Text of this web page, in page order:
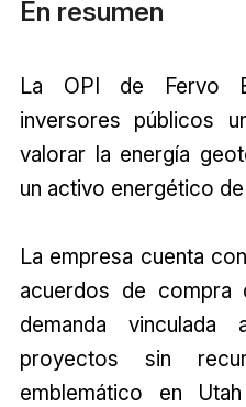
En resumen
La OPI de Fervo
inversores públicos
valorar la energía
un activo energético
La empresa cuenta
acuerdos de compra
demanda
proyectos sin
emblemático en